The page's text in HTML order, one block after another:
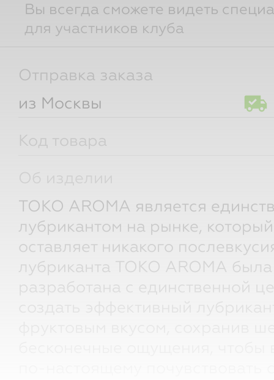
Вы всегда сможете видеть
для участников клуба
Отправка заказа
из Москвы
Код товара
TOKO AROMA является
лубрикантом на рынке,
оставляет никакого
лубриканта TOKO AROMA была
разработана с единственной